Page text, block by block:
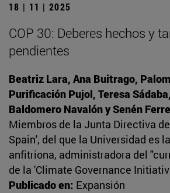
18 | 11 | 2025
COP 30: Deberes hechos y
pendientes
Beatriz Lara, Ana Buitrago,
Purificación Pujol, Teresa
Baldomero Navalón y Senén
Miembros de la Junta Directiva
Spain', del que la Universidad es
anfitriona, administradora del
de la 'Climate Governance
Publicado en: Expansión